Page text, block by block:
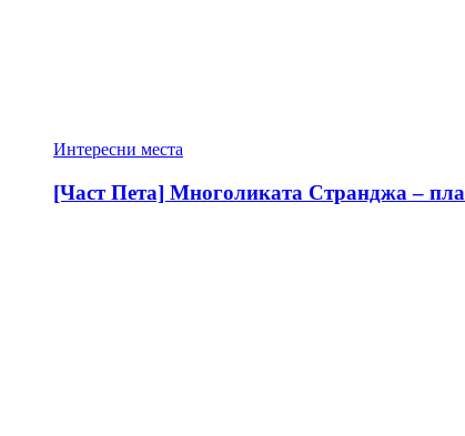
Интересни места
[Част Пета] Многоликата Странджа –